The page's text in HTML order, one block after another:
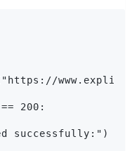
200:
successfully:")